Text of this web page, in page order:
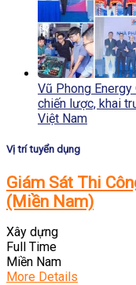
Vũ Phong
chiến lược, khai
Việt Nam
Vị trí tuyển dụng
Giám Sát Thi
(Miền Nam)
Xây dựng
Full Time
Miền Nam
More Details